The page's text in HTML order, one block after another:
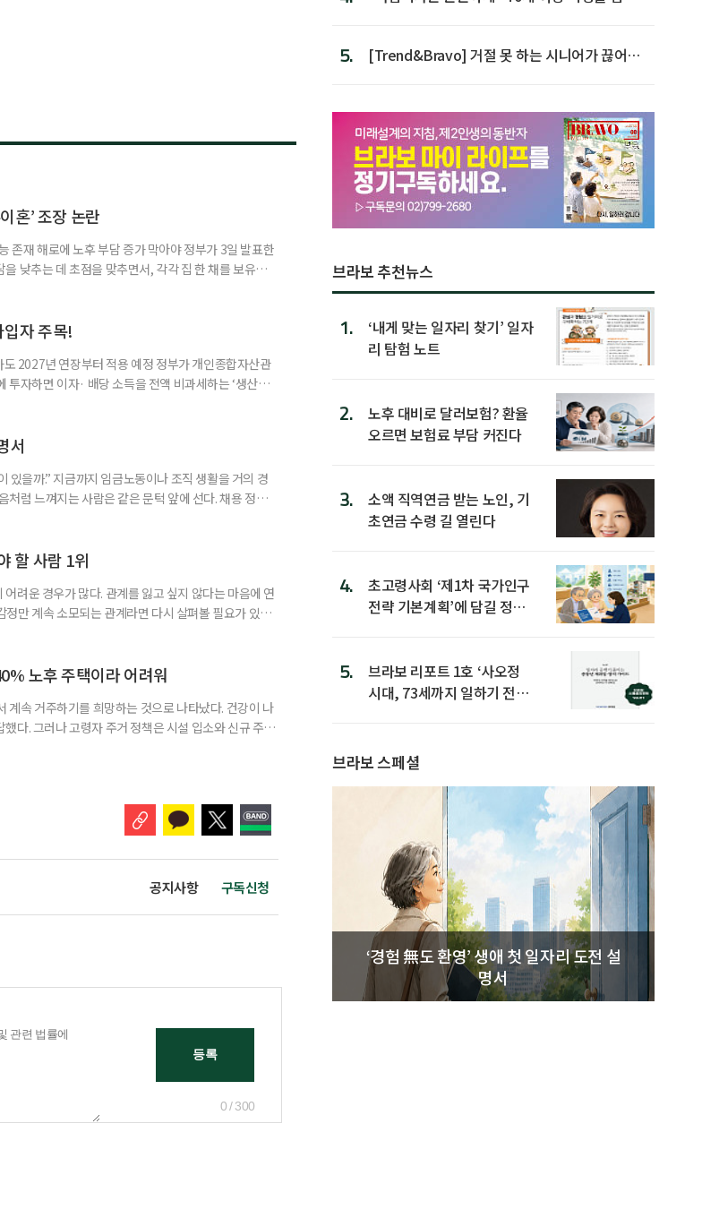
혼’ 조장 논란
존재 해로에 노후 부담 증가 막아야 정부가 3일 발표한
낮추는 데 초점을 맞추면서, 각각 집 한 채를 보유한
것으로 보지만, 실제 이혼해 주거와 생계를 분
입자 주목!
2027년 연장부터 적용 예정 정부가 개인종합자산관
자하면 이자· 배당 소득을 전액 비과세하는 ‘생산적
그대로 시행된다면 법 시행 전 본
서
있을까.” 지금까지 임금노동이나 조직 생활을 거의 경
럼 느껴지는 사람은 같은 문턱 앞에 선다. 채용 정보를
국노인인력개발원 선임연구위
할 사람 1위
려운 경우가 많다. 관계를 잃고 싶지 않다는 마음에 연
만 계속 소모되는 관계라면 다시 살펴볼 필요가 있다.
계와는 거리가 멀다. 믿고 털어놓은 개인사나 약점을
노후 주택이라 어려워
속 거주하기를 희망하는 것으로 나타났다. 건강이 나
다. 그러나 고령자 주거 정책은 시설 입소와 신규 주택
공지사항 구독신청
0 / 300
5.
[Trend&Bravo] 거절 못 하는 시니어가 끊어야
브라보 추천뉴스
1.
‘내게 맞는 일자리 찾기’ 일자
리 탐험 노트
2.
노후 대비로 달러보험? 환율
오르면 보험료 부담 커진다
3.
소액 직역연금 받는 노인, 기
초연금 수령 길 열린다
4.
초고령사회 ‘제1차 국가인구
전략 기본계획’에 담길 정책
5.
브라보 리포트 1호 ‘사오정
시대, 73세까지 일하기 전략’
브라보 스페셜
‘경험 無도 환영’ 생애 첫 일자리 도전 설
명서